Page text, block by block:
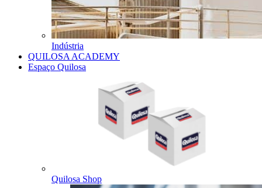
Indústria
QUILOSA ACADEMY
Espaço Quilosa
Quilosa Shop